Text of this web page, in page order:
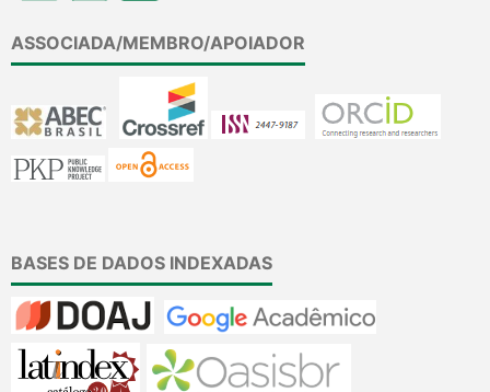
ASSOCIADA/MEMBRO/APOIADOR
BASES DE DADOS INDEXADAS